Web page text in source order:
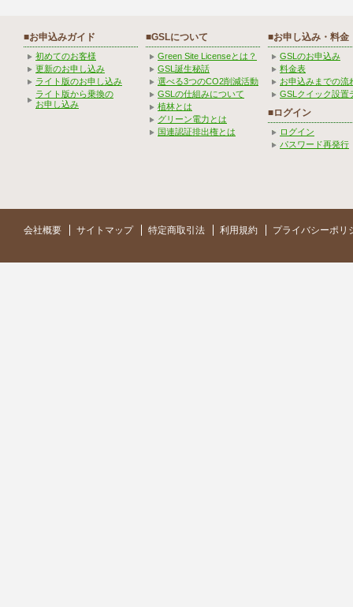
■お申込みガイド
初めてのお客様
更新のお申し込み
ライト版のお申し込み
ライト版から乗換の
お申し込み
■GSLについて
Green Site Licenseとは？
GSL誕生秘話
選べる3つのCO2削減活動
GSLの仕組みについて
植林とは
グリーン電力とは
国連認証排出権とは
■お申し込み・料金
GSLのお申込み
料金表
お申込みまでの流
GSLクイック設置
■ログイン
ログイン
パスワード再発行
会社概要 サイトマップ 特定商取引法 利用規約 プライバシーポリ